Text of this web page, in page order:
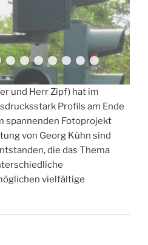
und Herr Zipf) hat im
Profils am Ende
spannenden Fotoprojekt
von Georg Kühn sind
die das Thema
vielfältige